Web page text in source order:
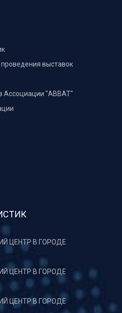
выставок
Ассоциации "АВВАТ"
ЦЕНТР В ГОРОДЕ
ЦЕНТР В ГОРОДЕ
ЦЕНТР В ГОРОДЕ